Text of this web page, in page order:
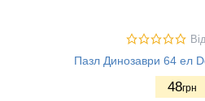
Пазл Динозаври 64 ел
48грн